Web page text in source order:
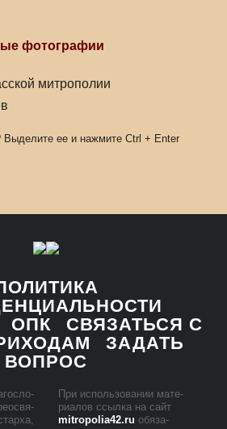
фотографии
митрополии
Выделите ее и нажмите Ctrl + Enter
ОПК
СВЯЗАТЬСЯ С
ЗАДАТЬ
ВОПРОС
При ис­поль­зо­ва­нии ма­те­
ри­а­лов ссыл­ка на сайт
mitropolia42.ru обя­за­